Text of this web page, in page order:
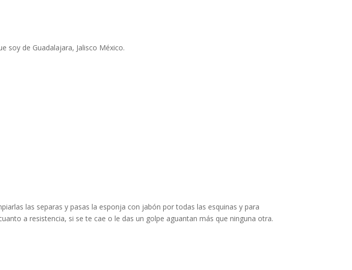
soy de Guadalajara, Jalisco México.
las separas y pasas la esponja con jabón por todas las esquinas y para
a resistencia, si se te cae o le das un golpe aguantan más que ninguna otra.